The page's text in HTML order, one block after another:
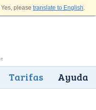
Yes, please translate to English.
Tarifas Ayuda